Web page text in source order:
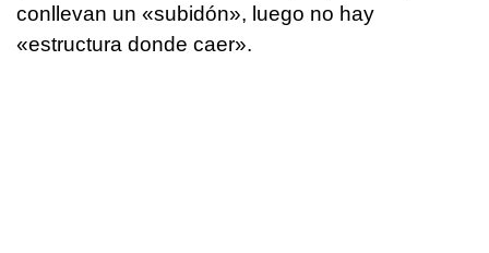
conllevan un «subidón», luego no hay
«estructura donde caer».